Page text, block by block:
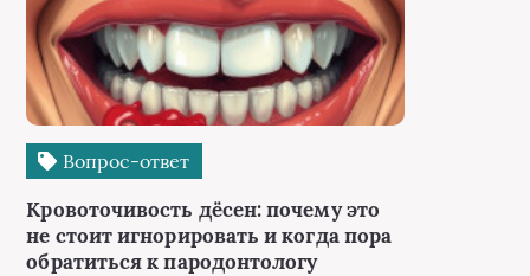
Вопрос-ответ
Кровоточивость дёсен: почему это
не стоит игнорировать и когда пора
обратиться к пародонтологу